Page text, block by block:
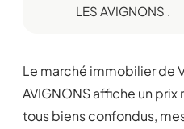
LES AVIGNONS .
Le marché immobilier de
AVIGNONS affiche un prix
tous biens confondus,